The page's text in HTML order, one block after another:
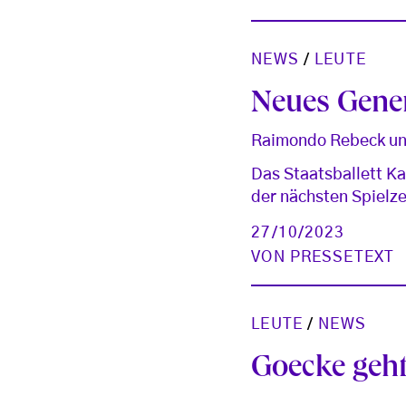
NEWS / LEUTE
Neues
Raimondo Rebeck
Das Staatsballett
der nächsten
27/10/2023
VON
PRESSETEXT
LEUTE / NEWS
Goecke